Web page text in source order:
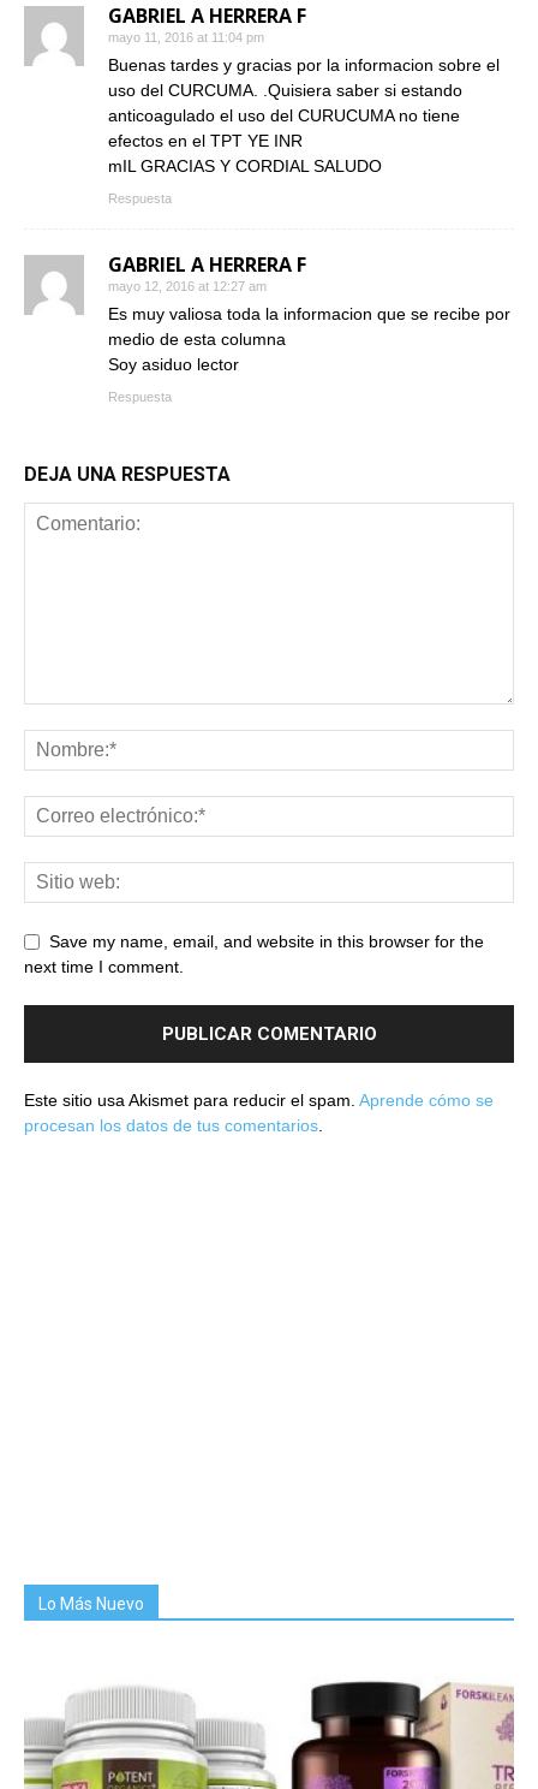
GABRIEL A HERRERA F
mayo 11, 2016 at 11:04 pm
Buenas tardes y gracias por la informacion sobre el
uso del CURCUMA. .Quisiera saber si estando
anticoagulado el uso del CURUCUMA no tiene
efectos en el TPT YE INR
mIL GRACIAS Y CORDIAL SALUDO
Respuesta
GABRIEL A HERRERA F
mayo 12, 2016 at 12:27 am
Es muy valiosa toda la informacion que se recibe por
medio de esta columna
Soy asiduo lector
Respuesta
DEJA UNA RESPUESTA
Save my name, email, and website in this browser for the
next time I comment.
Este sitio usa Akismet para reducir el spam. Aprende cómo se
procesan los datos de tus comentarios.
Lo Más Nuevo